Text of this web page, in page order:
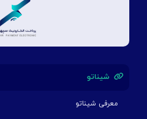
شیناتو
معرفی شیناتو